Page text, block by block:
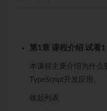
第1章 课程介绍 试看
本课程主要介绍为什么
TypeScript开发应用。
收起列表